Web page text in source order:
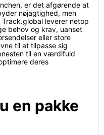
er det afgørende at
nøjagtighed, men
leverer netop
behov og krav, uanset
eller store
til at tilpasse sig
til en værdifuld
deres
en pakke